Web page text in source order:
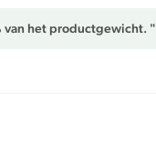
van het